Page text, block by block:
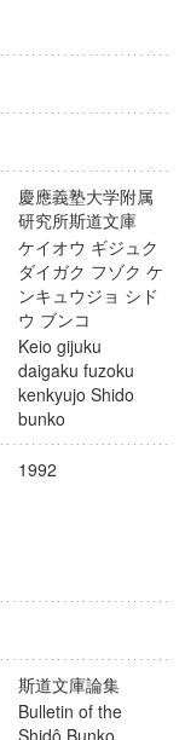
慶應義塾大学附属
研究所斯道文庫
ケイオウ ギジュク
ダイガク フゾク ケ
ンキュウジョ シド
ウ ブンコ
Keio gijuku
daigaku fuzoku
kenkyujo Shido
bunko
1992
斯道文庫論集
Bulletin of the
Shidô Bunko